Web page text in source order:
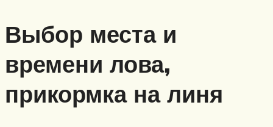
Выбор места и
времени лова,
прикормка на линя